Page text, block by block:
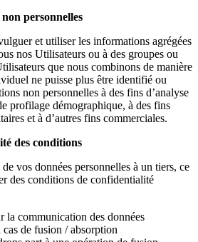
personnelles
et utiliser les informations agrégées
nos Utilisateurs ou à des groupes ou
que nous combinons de manière
ne puisse plus être identifié ou
non personnelles à des fins d’analyse
profilage démographique, à des fins
et à d’autres fins commerciales.
des conditions
vos données personnelles à un tiers, ce
des conditions de confidentialité
la communication des données
cas de fusion / absorption